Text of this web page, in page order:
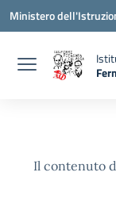
Vai ai contenuti
Vai al menu di
Vai al footer
Ministero
—
Il contenuto